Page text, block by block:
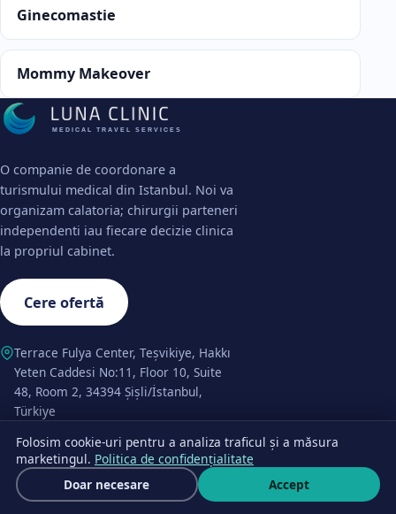
Ginecomastie
Mommy Makeover
MEDICAL TRAVEL SERVICES
O companie de coordonare a
turismului medical din Istanbul. Noi va
organizam calatoria; chirurgii parteneri
independenti iau fiecare decizie clinica
la propriul cabinet.
Cere ofertă
Terrace Fulya Center, Teşvikiye, Hakkı
Yeten Caddesi No:11, Floor 10, Suite
48, Room 2, 34394 Şişli/İstanbul,
Türkiye
+90 507 041 67 25
@lunaclinicturkey Luna Clinic
TRANSPLANT DE PĂR
CHIRURGIE ESTETICĂ ȘI
PLASTICĂ
Cere ofertă
Folosim cookie-uri pentru a analiza traficul și a măsura
marketingul. Politica de confidențialitate
Doar necesare
Accept